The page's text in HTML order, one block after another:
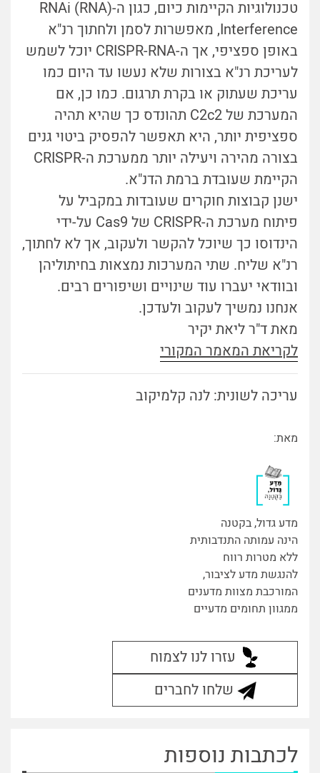
טכנולוגיות הקיימות כיום, כגון ה-(RNAi (RNA
Interference, מאפשרות לסמן ולחתוך רנ"א
באופן ספציפי, אך ה-CRISPR-RNA יוכל לשמש
לעריכת רנ"א בצורות שלא נעשו עד היום כמו
עריכת שעתוק או בקרת תרגום. כמו כן, אם
המערכת של C2c2 תהונדס כך שהיא תהיה
ספציפית יותר, היא תאפשר להפסיק ביטוי גנים
בצורה מהירה ויעילה יותר ממערכת ה-CRISPR
הקיימת שעובדת ברמת הדנ"א.
ישנן קבוצות חוקרים שעובדות במקביל על
פיתוח מערכת ה-CRISPR של Cas9 על-ידי
הינדוסו כך שיוכל להקשר ולעקוב, אך לא לחתוך,
רנ"א שליח. שתי המערכות נמצאות בחיתוליהן
ובוודאי יעברו עוד שינויים ושיפורים רבים.
אנחנו נמשיך לעקוב ולעדכן.
מאת ד"ר ליאת יקיר
לקריאת המאמר המקורי
עריכה לשונית: לנה קלמיקוב
מאת:
מדע גדול, בקטנה
הינה עמותה התנדבותית
ללא מטרות רווח
להנגשת מדע לציבור,
המורכבת מצוות מדענים
ממגוון תחומים מדעיים
עזרו לנו לצמוח
שלחו לחברים
לכתבות נוספות